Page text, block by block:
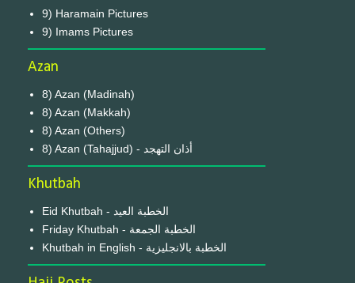
9) Haramain Pictures
9) Imams Pictures
Azan
8) Azan (Madinah)
8) Azan (Makkah)
8) Azan (Others)
8) Azan (Tahajjud) - أذان التهجد
Khutbah
Eid Khutbah - الخطبة العيد
Friday Khutbah - الخطبة الجمعة
Khutbah in English - الخطبة بالانجليزية